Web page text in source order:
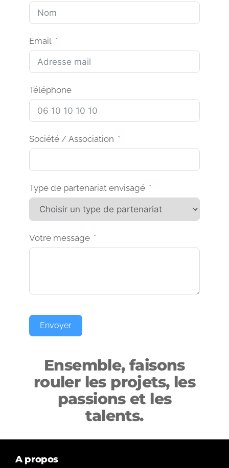
Email
Téléphone
Société / Association
Type de partenariat envisagé
Votre message
Envoyer
Ensemble, faisons
rouler les projets, les
passions et les
talents.
A propos